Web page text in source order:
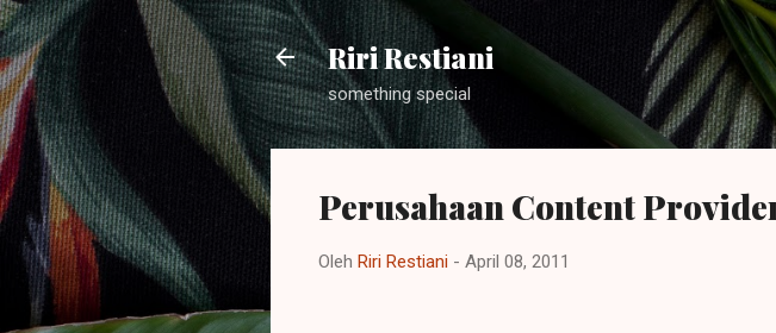
Riri Restiani
something special
Perusahaan Content
Oleh Riri Restiani - April 08, 2011